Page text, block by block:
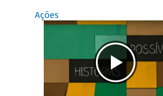
Ações